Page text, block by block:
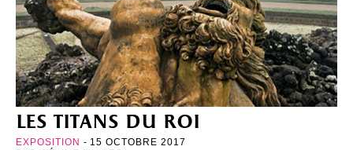
les titans du roi
EXPOSITION - 15 OCTOBRE 2017